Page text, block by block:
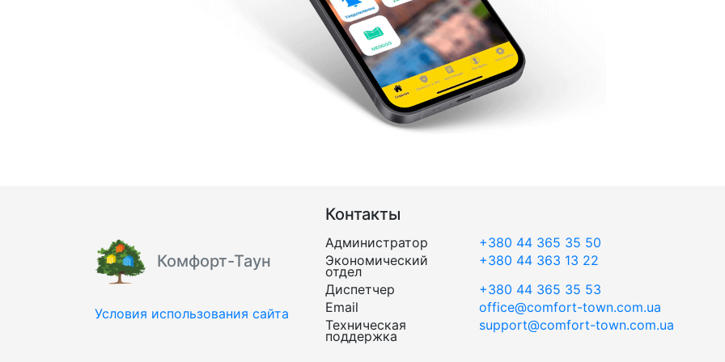
Комфорт-Таун
Условия использования сайта
Контакты
Администратор
+380 44 365 35 50
Экономический
отдел
+380 44 363 13 22
Диспетчер
+380 44 365 35 53
Email
office@comfort-town.com.ua
Техническая
поддержка
support@comfort-town.com.ua